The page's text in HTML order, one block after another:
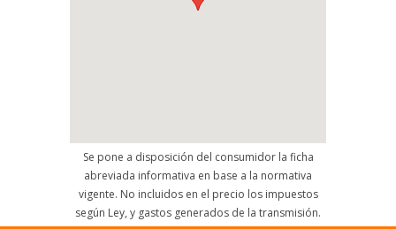
Se pone a disposición del consumidor la ficha
abreviada informativa en base a la normativa
vigente. No incluidos en el precio los impuestos
según Ley, y gastos generados de la transmisión.